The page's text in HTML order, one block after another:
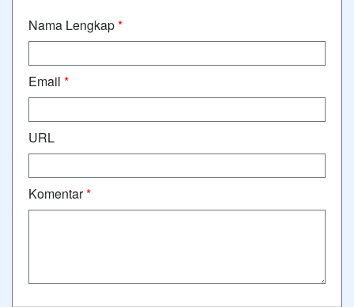
Nama Lengkap*
Email *
URL
Komentar*